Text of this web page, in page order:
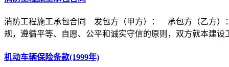
消防工程施工承包合同 发包方（甲方）： 承包方（乙方）
规，遵循平等、自愿、公平和诚实守信的原则，双方就本建设
机动车辆保险条款(1999年)